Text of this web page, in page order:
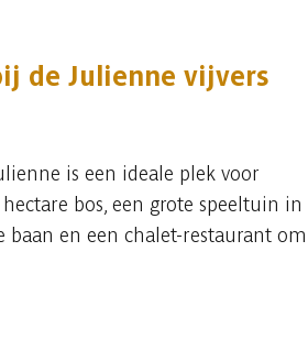
de Julienne vijvers
is een ideale plek voor
bos, een grote speeltuin in
baan en een chalet-restaurant om